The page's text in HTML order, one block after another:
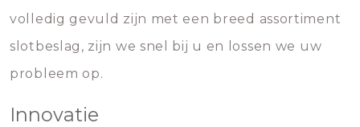
volledig gevuld zijn met een breed assortiment
slotbeslag, zijn we snel bij u en lossen we uw
probleem op.
Innovatie